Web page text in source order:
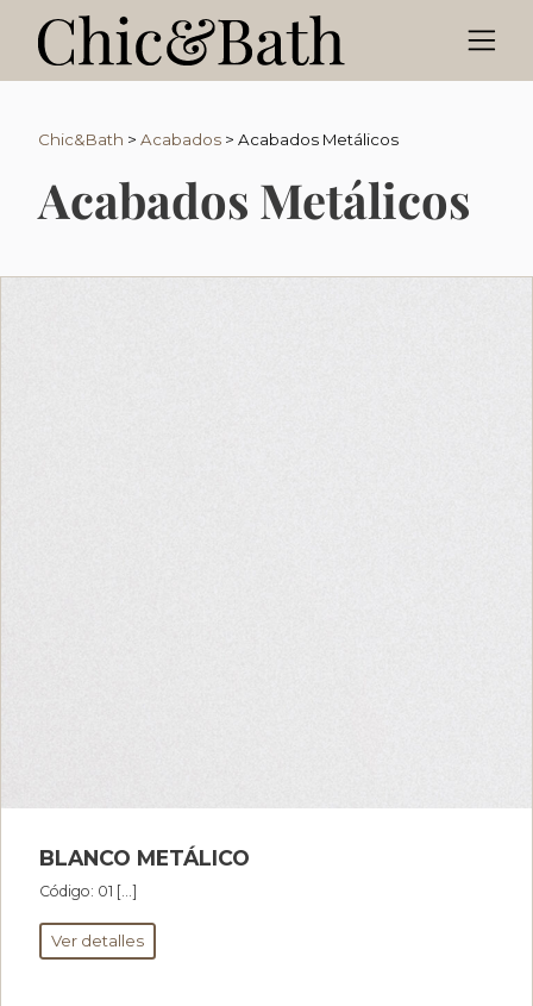
Chic&Bath > Acabados > Acabados Metálicos
Acabados Metálicos
BLANCO METÁLICO
Código: 01 […]
Ver detalles